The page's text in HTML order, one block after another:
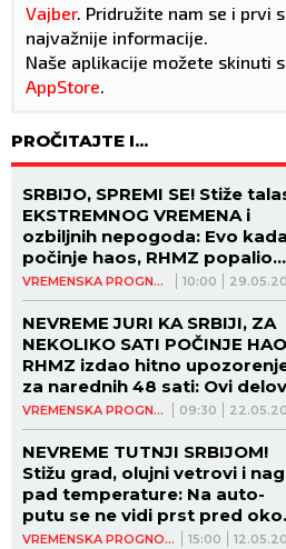
Vajber. Pridružite nam se i prvi
najvažnije informacije.
Naše aplikacije možete skinuti
AppStore
PROČITAJTE I...
VREMENSKA PROGNOZA 10:00
SRBIJO, SPREMI SE! Stiže
EKSTREMNOG VREMENA i
ozbiljnih nepogoda: Evo kada
počinje haos, RHMZ popalio
sve alarme
VREMENSKA PROGNOZA 09:30
NEVREME JURI KA SRBIJI, ZA
NEKOLIKO SATI POČINJE
RHMZ izdao hitno
za narednih 48 sati: Ovi
zemlje biće na NAJVEĆEM
UDARU, nek se spremi i
Beograd
VREMENSKA PROGNOZA 15:00
NEVREME TUTNJI SRBIJOM!
Stižu grad, olujni vetrovi i
pad temperature: Na auto-
putu se ne vidi prst pred
vozila stoje dok ne prođe